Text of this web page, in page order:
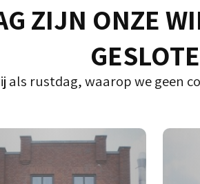
ZIJN ONZE
als rustdag, waarop we geen